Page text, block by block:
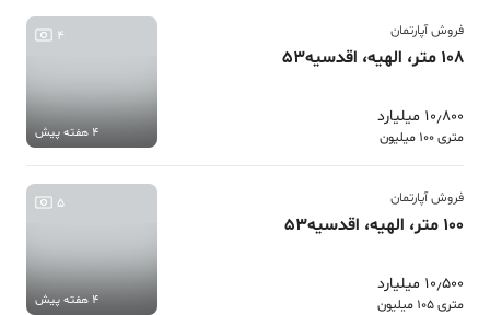
فروش آپارتمان
108 متر، الهیه، اقدسیه53
10٫800 میلیارد
متری 100 میلیون
4
4 هفته پیش
فروش آپارتمان
100 متر، الهیه، اقدسیه53
10٫500 میلیارد
متری 105 میلیون
5
4 هفته پیش